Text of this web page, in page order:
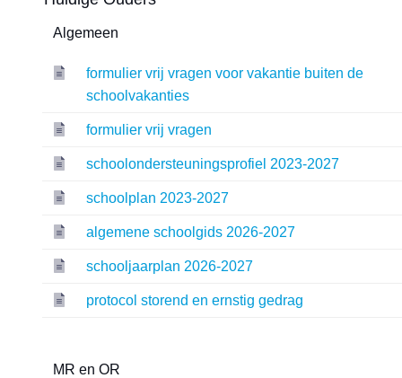
Algemeen
formulier vrij vragen voor vakantie buiten de
schoolvakanties
formulier vrij vragen
schoolondersteuningsprofiel 2023-2027
schoolplan 2023-2027
algemene schoolgids 2026-2027
schooljaarplan 2026-2027
protocol storend en ernstig gedrag
MR en OR